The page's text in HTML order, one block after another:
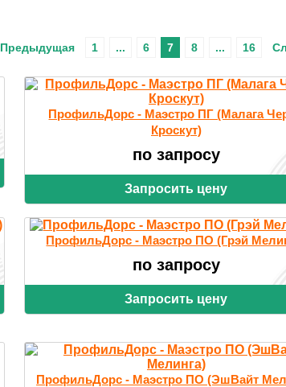
Предыдущая 1 ... 6 7 8 ... 16
ПрофильДорс - Маэстро ПГ (Малага
Кроскут)
по запросу
Запросить цену
ПрофильДорс - Маэстро ПО (Грэй
по запросу
Запросить цену
ПрофильДорс - Маэстро ПО (ЭшВайт